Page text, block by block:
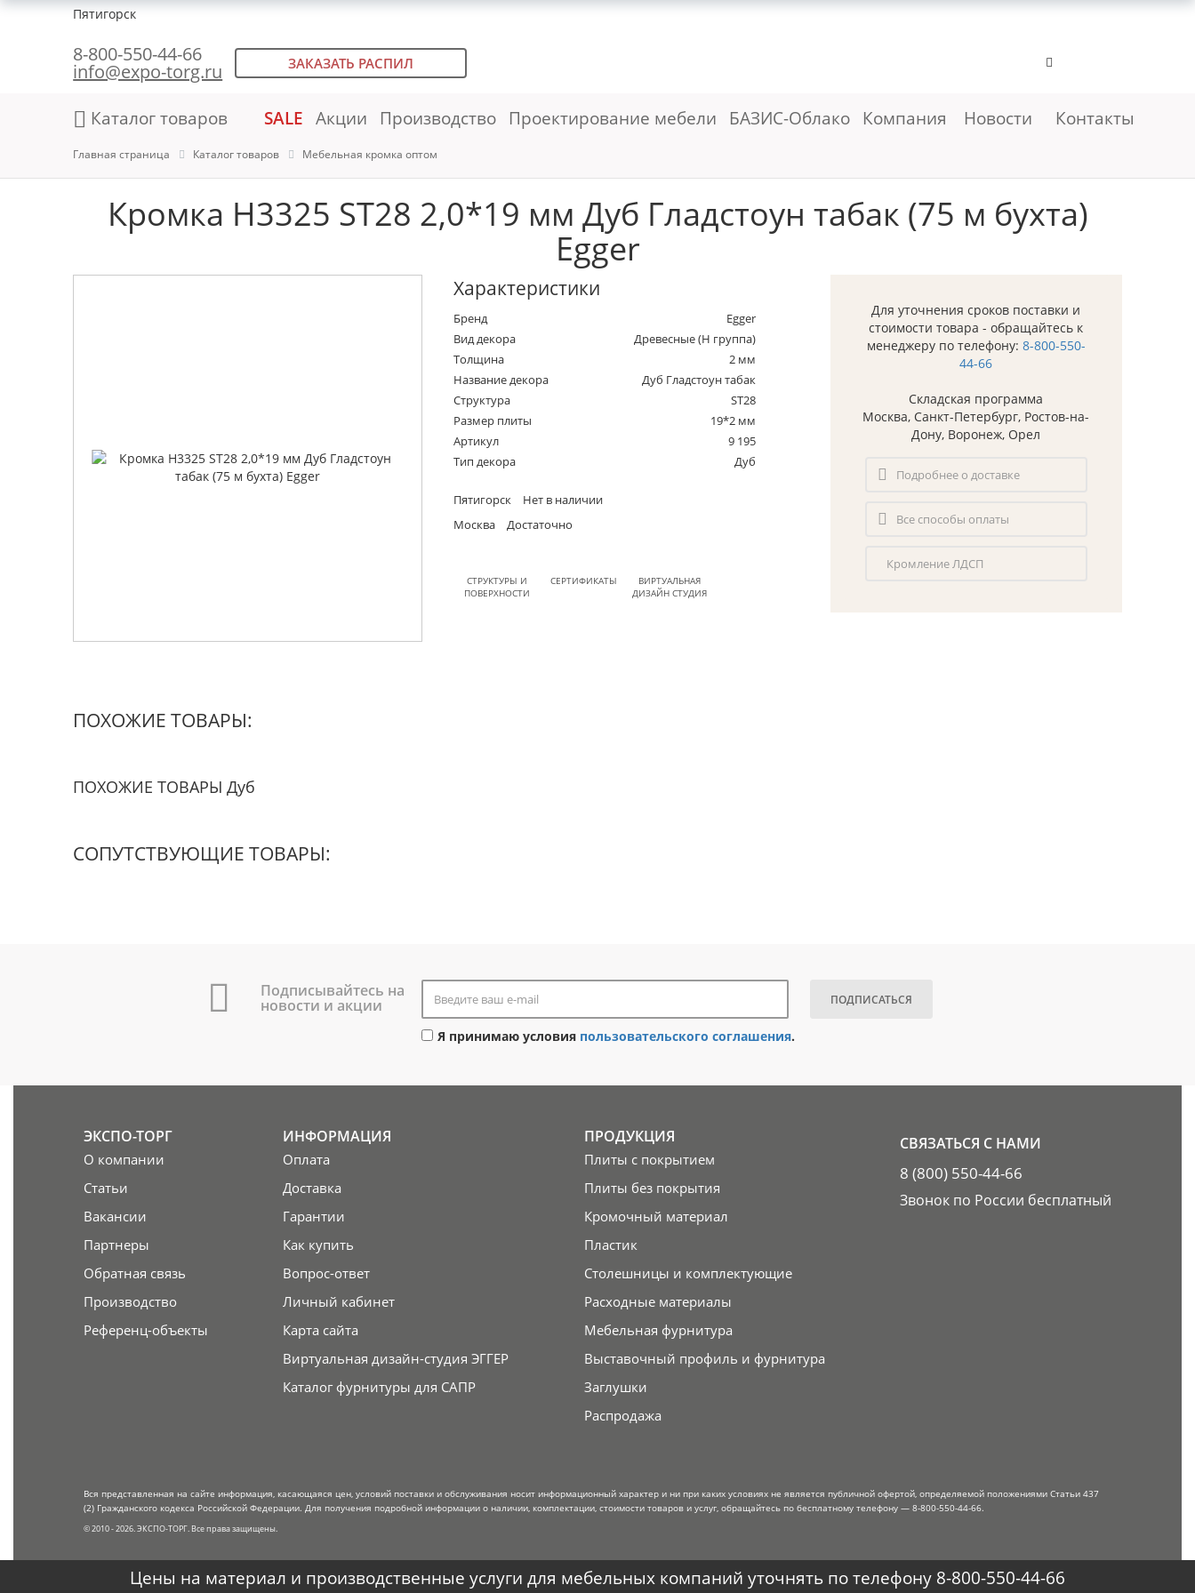
Пятигорск
8-800-550-44-66
info@expo-torg.ru ЗАКАЗАТЬ РАСПИЛ
Каталог товаров SALE Акции Производство Проектирование мебели БАЗИС-Облако Компания Новости Контакты
Главная страница Каталог товаров Мебельная кромка оптом
Кромка H3325 ST28 2,0*19 мм Дуб Гладстоун табак (75 м бухта)
Egger
Характеристики
Бренд
Egger
Вид декора
Древесные (Н группа)
Толщина
2 мм
Название декора
Дуб Гладстоун табак
Структура
ST28
Размер плиты
19*2 мм
Артикул
9 195
Тип декора
Дуб
Пятигорск
Нет в наличии
Москва
Достаточно
СТРУКТУРЫ И
ПОВЕРХНОСТИ
СЕРТИФИКАТЫ
ВИРТУАЛЬНАЯ
ДИЗАЙН СТУДИЯ
Для уточнения сроков поставки и
стоимости товара - обращайтесь к
менеджеру по телефону: 8-800-550-
44-66
Складская программа
Москва, Санкт-Петербург, Ростов-на-
Дону, Воронеж, Орел
Подробнее о доставке
Все способы оплаты
Кромление ЛДСП
ПОХОЖИЕ ТОВАРЫ:
ПОХОЖИЕ ТОВАРЫ Дуб
СОПУТСТВУЮЩИЕ ТОВАРЫ:
Подписывайтесь на
новости и акции ПОДПИСАТЬСЯ
Я принимаю условия пользовательского соглашения.
ЭКСПО-ТОРГ
О компании
Статьи
Вакансии
Партнеры
Обратная связь
Производство
Референц-объекты
ИНФОРМАЦИЯ
Оплата
Доставка
Гарантии
Как купить
Вопрос-ответ
Личный кабинет
Карта сайта
Виртуальная дизайн-студия ЭГГЕР
Каталог фурнитуры для САПР
ПРОДУКЦИЯ
Плиты с покрытием
Плиты без покрытия
Кромочный материал
Пластик
Столешницы и комплектующие
Расходные материалы
Мебельная фурнитура
Выставочный профиль и фурнитура
Заглушки
Распродажа
СВЯЗАТЬСЯ С НАМИ
8 (800) 550-44-66
Звонок по России бесплатный
Вся представленная на сайте информация, касающаяся цен, условий поставки и обслуживания носит информационный характер и ни при каких условиях не является публичной офертой, определяемой положениями Статьи 437
(2) Гражданского кодекса Российской Федерации. Для получения подробной информации о наличии, комплектации, стоимости товаров и услуг, обращайтесь по бесплатному телефону — 8-800-550-44-66.
© 2010 - 2026. ЭКСПО-ТОРГ. Все права защищены.
Цены на материал и производственные услуги для мебельных компаний уточнять по телефону 8-800-550-44-66